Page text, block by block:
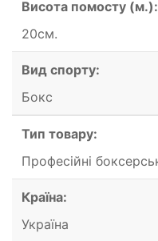
Висота помосту (м.):
20см.
Вид спорту:
Бокс
Тип товару:
Професійні
Країна:
Україна